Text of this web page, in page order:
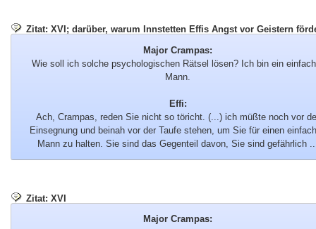
Zitat: XVI; darüber, warum Innstetten Effis Angst vor Geistern
Major Crampas:
Wie soll ich solche psychologischen Rätsel lösen? Ich bin ein
Mann.
Effi:
Ach, Crampas, reden Sie nicht so töricht. (...) ich müßte noch vor
Einsegnung und beinah vor der Taufe stehen, um Sie für einen
Mann zu halten. Sie sind das Gegenteil davon, Sie sind gefährlich
Zitat: XVI
Major Crampas: